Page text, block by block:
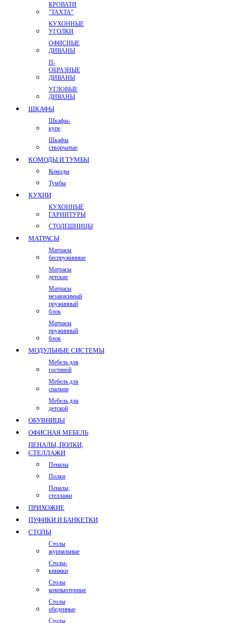
КРОВАТИ
"ТАХТА"
КУХОННЫЕ
УГОЛКИ
ОФИСНЫЕ
ДИВАНЫ
П-
ОБРАЗНЫЕ
ДИВАНЫ
УГЛОВЫЕ
ДИВАНЫ
ШКАФЫ
Шкафы-
купе
Шкафы
створчатые
КОМОДЫ И ТУМБЫ
Комоды
Тумбы
КУХНИ
КУХОННЫЕ
ГАРНИТУРЫ
СТОЛЕШНИЦЫ
МАТРАСЫ
Матрасы
беспружинные
Матрасы
детские
Матрасы
независимый
пружинный
блок
Матрасы
пружинный
блок
МОДУЛЬНЫЕ СИСТЕМЫ
Мебель для
гостиной
Мебель для
спальни
Мебель для
детской
ОБУВНИЦЫ
ОФИСНАЯ МЕБЕЛЬ
ПЕНАЛЫ, ПОЛКИ,
СТЕЛЛАЖИ
Пеналы
Полки
Пеналы,
стеллажи
ПРИХОЖИЕ
ПУФИКИ И БАНКЕТКИ
СТОЛЫ
Столы
журнальные
Столы-
книжки
Столы
компьютерные
Столы
обеденные
Столы